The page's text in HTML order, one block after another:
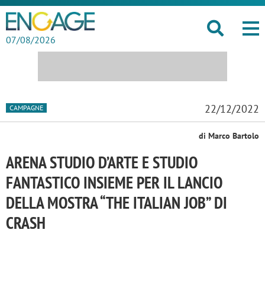
07/08/2026
CAMPAGNE 22/12/2022
di Marco Bartolo
ARENA STUDIO D’ARTE E STUDIO
FANTASTICO INSIEME PER IL LANCIO
DELLA MOSTRA “THE ITALIAN JOB” DI
CRASH